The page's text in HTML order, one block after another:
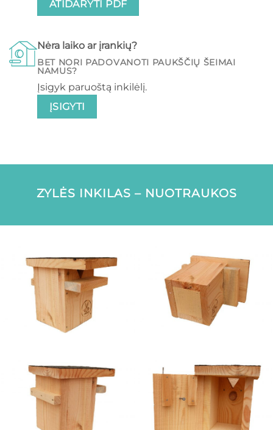
ATIDARYTI PDF
Nėra laiko ar įrankių?
BET NORI PADOVANOTI PAUKŠČIŲ ŠEIMAI
NAMUS?
Įsigyk paruoštą inkilėlį.
ĮSIGYTI
ZYLĖS INKILAS – NUOTRAUKOS